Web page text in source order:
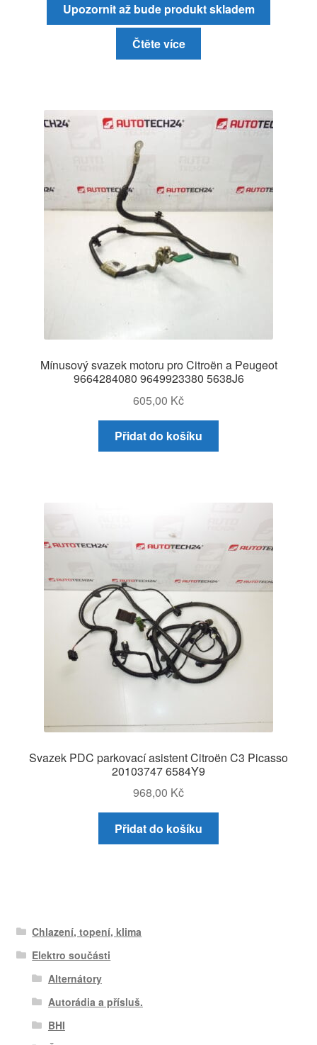
Upozornit až bude produkt skladem
Čtěte více
Mínusový svazek motoru pro Citroën a Peugeot
9664284080 9649923380 5638J6
605,00 Kč
Přidat do košíku
Svazek PDC parkovací asistent Citroën C3 Picasso
20103747 6584Y9
968,00 Kč
Přidat do košíku
Chlazení, topení, klima
Elektro součásti
Alternátory
Autorádia a přísluš.
BHI